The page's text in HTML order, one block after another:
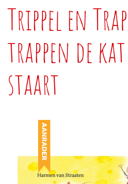
Trippel en
trappen de
staart